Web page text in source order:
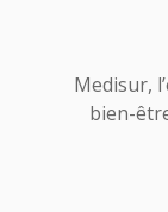
Medisur,
bien-